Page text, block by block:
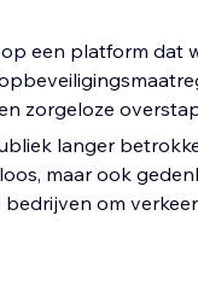
een platform dat
zorgeloze
langer
maar ook
om